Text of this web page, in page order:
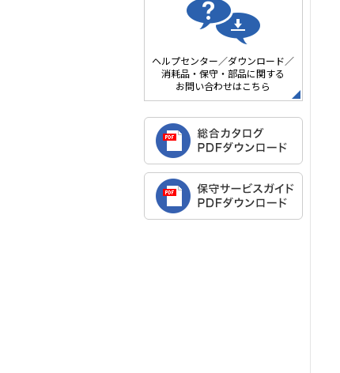
ヘルプセンター／ダウンロード／
消耗品・保守・部品に関する
お問い合わせはこちら